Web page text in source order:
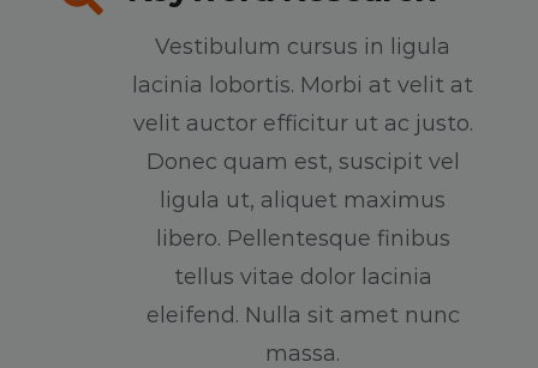
Vestibulum cursus in ligula
lacinia lobortis. Morbi at velit at
velit auctor efficitur ut ac justo.
Donec quam est, suscipit vel
ligula ut, aliquet maximus
libero. Pellentesque finibus
tellus vitae dolor lacinia
eleifend. Nulla sit amet nunc
massa.